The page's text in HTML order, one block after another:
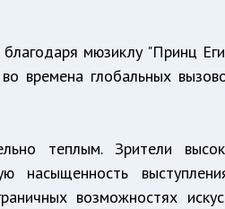
мюзиклу "Принц
времена глобальных
теплым. Зрители
насыщенность
возможностях